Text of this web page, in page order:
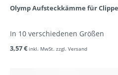
Olymp Aufsteckkämme für
In 10 verschiedenen Größen
3,57 € inkl. MwSt. zzgl. Versand